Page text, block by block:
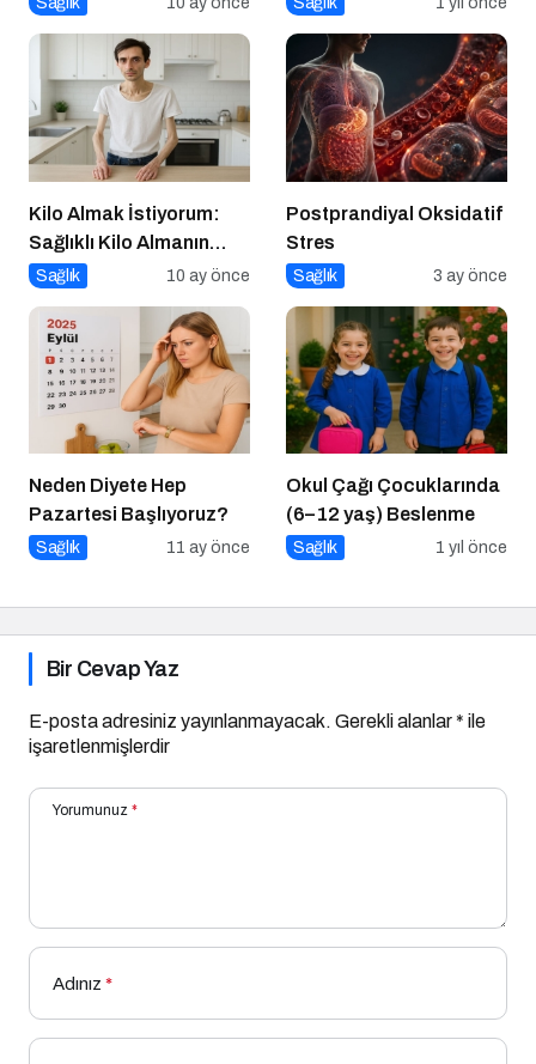
Çözüm
Kilo Almak İstiyorum:
Sağlıklı Kilo Almanın
Yolları
Sağlık 10 ay önce
Postprandiyal Oksidatif
Stres
Sağlık 3 ay önce
Neden Diyete Hep
Pazartesi Başlıyoruz?
Sağlık 11 ay önce
Okul Çağı Çocuklarında
(6–12 yaş) Beslenme
Sağlık 1 yıl önce
Bir Cevap Yaz
E-posta adresiniz yayınlanmayacak. Gerekli alanlar* ile
işaretlenmişlerdir
Yorumunuz *
Adınız *